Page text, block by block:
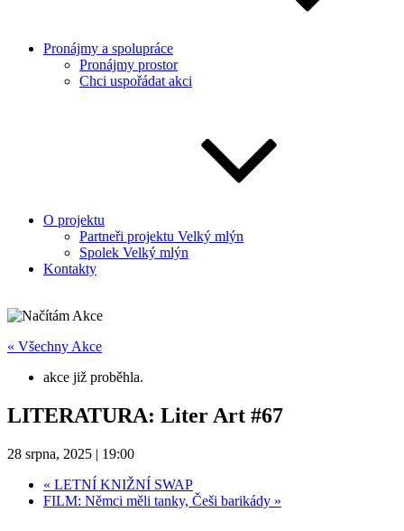
Pronájmy a spolupráce
Pronájmy prostor
Chci uspořádat akci
O projektu
Partneři projektu Velký mlýn
Spolek Velký mlýn
Kontakty
« Všechny Akce
akce již proběhla.
LITERATURA: Liter Art #67
28 srpna, 2025 | 19:00
« LETNÍ KNIŽNÍ SWAP
FILM: Němci měli tanky, Češi barikády »